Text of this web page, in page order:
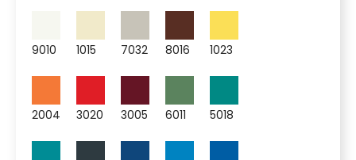
9010 1015 7032 8016 1023
2004 3020 3005 6011 5018